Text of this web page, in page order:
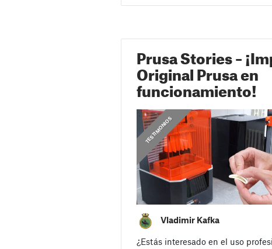
Prusa Stories –
Original Prusa en
funcionamiento!
PRUSA STORIES
,
TESTIMONIOS
Vladimir Kafka
¿Estás interesado en el uso